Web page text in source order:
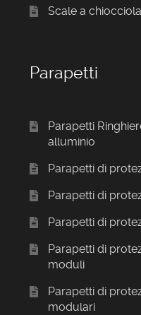
Scale a chiocciola
Parapetti
Parapetti
alluminio
Parapetti di
Parapetti di
Parapetti di
Parapetti di
moduli
Parapetti di
modulari